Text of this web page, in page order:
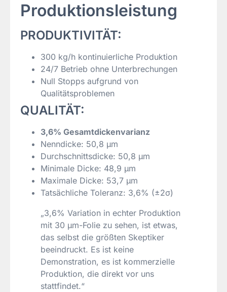
Produktionsleistung
PRODUKTIVITÄT:
300 kg/h kontinuierliche Produktion
24/7 Betrieb ohne Unterbrechungen
Null Stopps aufgrund von
Qualitätsproblemen
QUALITÄT:
3,6% Gesamtdickenvarianz
Nenndicke: 50,8 µm
Durchschnittsdicke: 50,8 µm
Minimale Dicke: 48,9 µm
Maximale Dicke: 53,7 µm
Tatsächliche Toleranz: 3,6% (±2σ)
„3,6% Variation in echter Produktion
mit 30 µm-Folie zu sehen, ist etwas,
das selbst die größten Skeptiker
beeindruckt. Es ist keine
Demonstration, es ist kommerzielle
Produktion, die direkt vor uns
stattfindet.“